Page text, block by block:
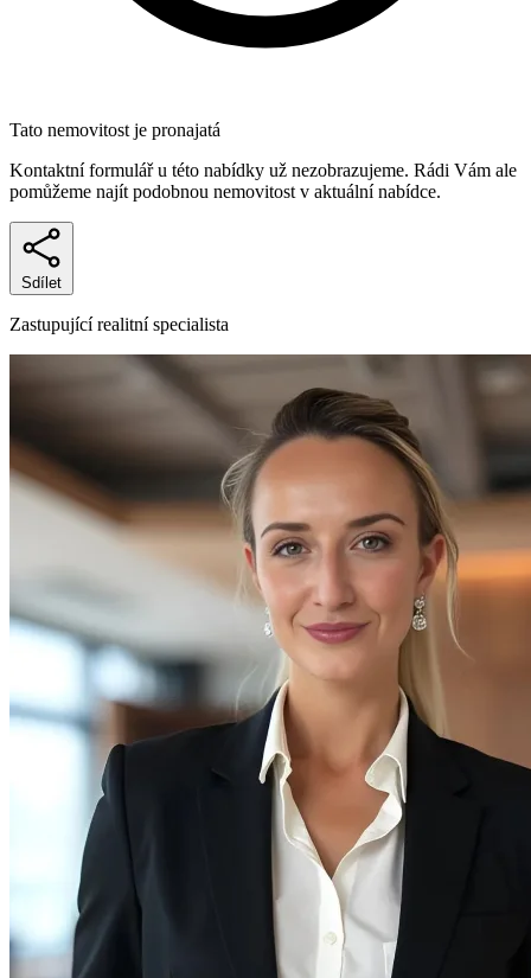
Tato nemovitost je pronajatá
Kontaktní formulář u této nabídky už nezobrazujeme. Rádi Vám ale
pomůžeme najít podobnou nemovitost v aktuální nabídce.
Sdílet
Zastupující realitní specialista